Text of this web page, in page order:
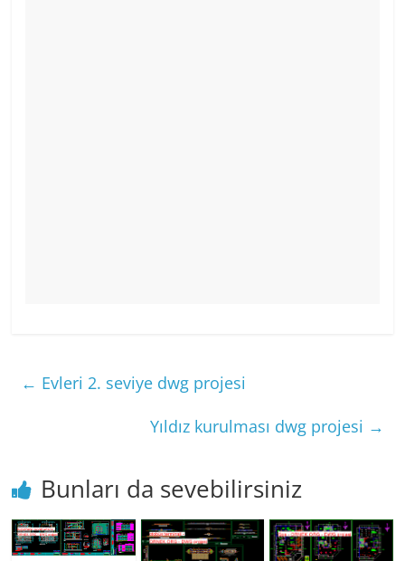
← Evleri 2. seviye dwg projesi
Yıldız kurulması dwg projesi →
Bunları da sevebilirsiniz